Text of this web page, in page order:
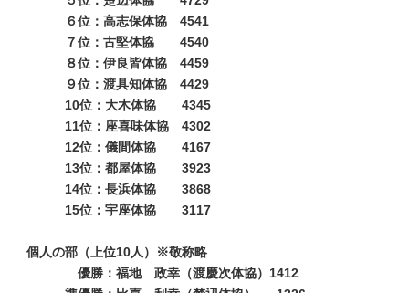
６位：高志保体協 4541
７位：古堅体協 4540
８位：伊良皆体協 4459
９位：渡具知体協 4429
10位：大木体協 4345
11位：座喜味体協 4302
12位：儀間体協 4167
13位：都屋体協 3923
14位：長浜体協 3868
15位：宇座体協 3117
個人の部（上位10人）※敬称略
優勝：福地 政幸（渡慶次体協）1412